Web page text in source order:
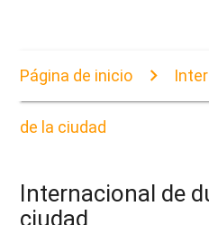
Página de inicio
de la ciudad
Internacional de
ciudad